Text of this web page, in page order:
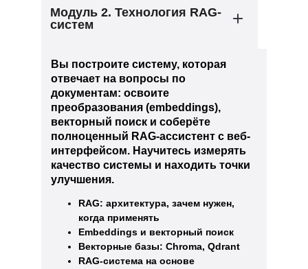
Модуль 2. Технология RAG-
систем
Вы построите систему, которая
отвечает на вопросы по
документам: освоите
преобразования (embeddings),
векторный поиск и соберёте
полноценный RAG-ассистент с веб-
интерфейсом. Научитесь измерять
качество системы и находить точки
улучшения.
RAG: архитектура, зачем нужен,
когда применять
Embeddings и векторный поиск
Векторные базы: Chroma, Qdrant
RAG-система на основе